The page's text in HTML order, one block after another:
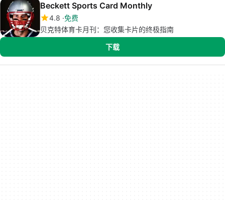
Beckett Sports Card Monthly
4.8 免费
贝克特体育卡月刊：您收集卡片的终极指南
下载